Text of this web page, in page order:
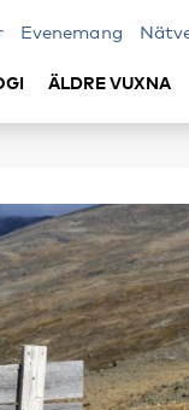
Evenemang
ÄLDRE VUXNA